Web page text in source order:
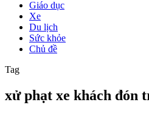
Giáo dục
Xe
Du lịch
Sức khỏe
Chủ đề
Tag
xử phạt xe khách đón